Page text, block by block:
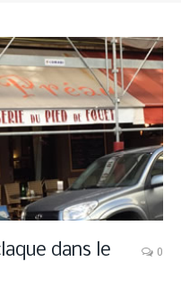
dans le
0